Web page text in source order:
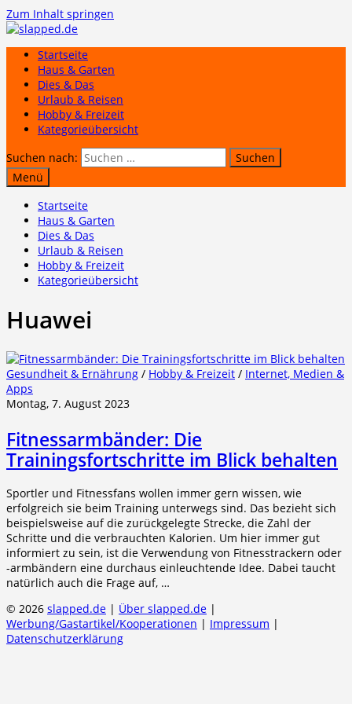
Zum Inhalt springen
Startseite
Haus & Garten
Dies & Das
Urlaub & Reisen
Hobby & Freizeit
Kategorieübersicht
Suchen nach:
Menü
Startseite
Haus & Garten
Dies & Das
Urlaub & Reisen
Hobby & Freizeit
Kategorieübersicht
Huawei
Gesundheit & Ernährung / Hobby & Freizeit / Internet, Medien &
Apps
Montag, 7. August 2023
Fitnessarmbänder: Die
Trainingsfortschritte im Blick behalten
Sportler und Fitnessfans wollen immer gern wissen, wie
erfolgreich sie beim Training unterwegs sind. Das bezieht sich
beispielsweise auf die zurückgelegte Strecke, die Zahl der
Schritte und die verbrauchten Kalorien. Um hier immer gut
informiert zu sein, ist die Verwendung von Fitnesstrackern oder
-armbändern eine durchaus einleuchtende Idee. Dabei taucht
natürlich auch die Frage auf, …
© 2026 slapped.de | Über slapped.de |
Werbung/Gastartikel/Kooperationen | Impressum |
Datenschutzerklärung